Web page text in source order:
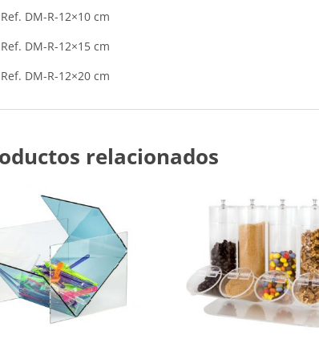
Ref. DM-R-12×10 cm
Ref. DM-R-12×15 cm
Ref. DM-R-12×20 cm
relacionados